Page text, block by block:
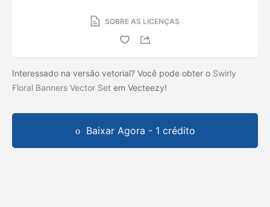
SOBRE AS LICENÇAS
Interessado na versão vetorial? Você pode obter o Swirly
Floral Banners Vector Set em Vecteezy!
Baixar Agora - 1 crédito